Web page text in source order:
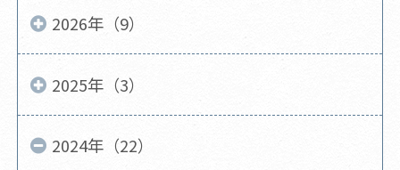
2026年（9）
2025年（3）
2024年（22）